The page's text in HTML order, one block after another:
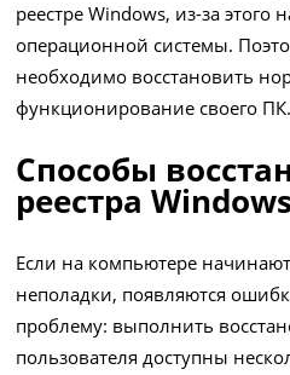
реестре Windows, из-за этого
операционной системы.
необходимо восстановить
функционирование своего ПК.
Способы
реестра Windows
Если на компьютере
неполадки, появляются
проблему: выполнить
пользователя доступны